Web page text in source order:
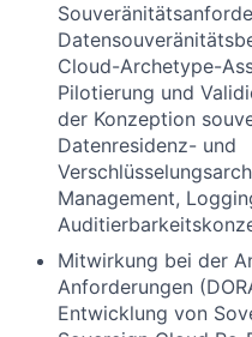
Cloud-Archetype-
Pilotierung und
der Konzeption
Datenresidenz- und
Management,
Mitwirkung bei der
Anforderungen
Entwicklung von